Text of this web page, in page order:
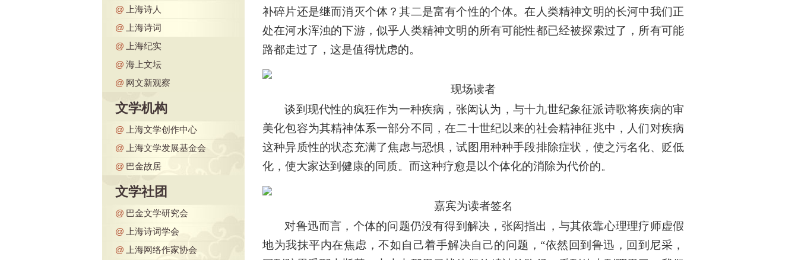
@
上海诗人
@
上海诗词
@
上海纪实
@ 海上文坛
@ 网文新观察
文学机构
@
上海文学创作中心
@
上海文学发展基金会
@ 巴金故居
文学社团
@ 巴金文学研究会
@
上海诗词学会
@
上海网络作家协会
补碎片还是继而消灭个体？其二是富有个性的个体。在人类精神文明的长河中我们正
处在河水浑浊的下游，似乎人类精神文明的所有可能性都已经被探索过了，所有可能
路都走过了，这是值得忧虑的。
现场读者
谈到现代性的疯狂作为一种疾病，张闳认为，与十九世纪象征派诗歌将疾病的审
美化包容为其精神体系一部分不同，在二十世纪以来的社会精神征兆中，人们对疾病
这种异质性的状态充满了焦虑与恐惧，试图用种种手段排除症状，使之污名化、贬低
化，使大家达到健康的同质。而这种疗愈是以个体化的消除为代价的。
嘉宾为读者签名
对鲁迅而言，个体的问题仍没有得到解决，张闳指出，与其依靠心理理疗师虚假
地为我抹平内在焦虑，不如自己着手解决自己的问题，“依然回到鲁迅，回到尼采，